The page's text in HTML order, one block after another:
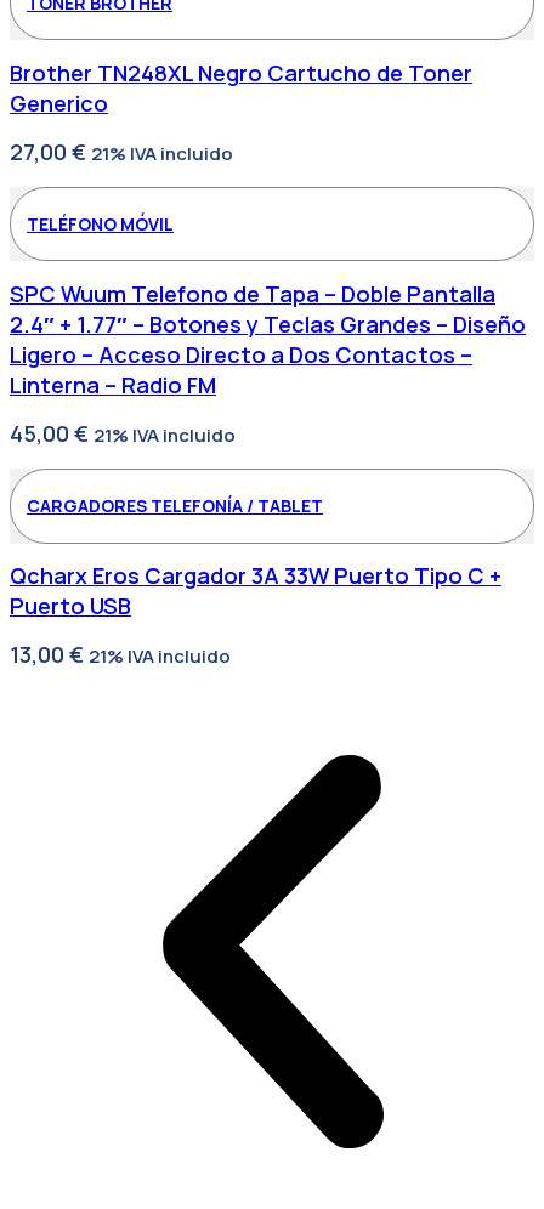
Brother TN248XL Negro Cartucho de Toner
Generico
27,00 € 21% IVA incluido
TELÉFONO MÓVIL
SPC Wuum Telefono de Tapa – Doble Pantalla
2.4″ + 1.77″ – Botones y Teclas Grandes – Diseño
Ligero – Acceso Directo a Dos Contactos –
Linterna – Radio FM
45,00 € 21% IVA incluido
CARGADORES TELEFONÍA / TABLET
Qcharx Eros Cargador 3A 33W Puerto Tipo C +
Puerto USB
13,00 € 21% IVA incluido